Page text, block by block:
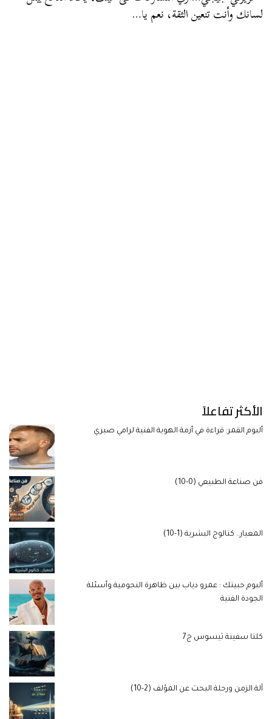
لسانك وأنت تنعين الثقة، نعم يا…
الأكثر تفاعلاً
ألبوم القمر: قراءة في أزمة الهوية الفنية لرامي صبري
فن صناعة الطبيعي (0-10)
المعيار.. كتالوج البشرية (1-10)
ألبوم حبيتك : عمرو دياب بين ظاهرة النجومية وأسئلة
الجودة الفنية
كلنا سفينة ثيسوس ج7
آلة الزمن ورحلة البحث عن المؤلف (2-10)